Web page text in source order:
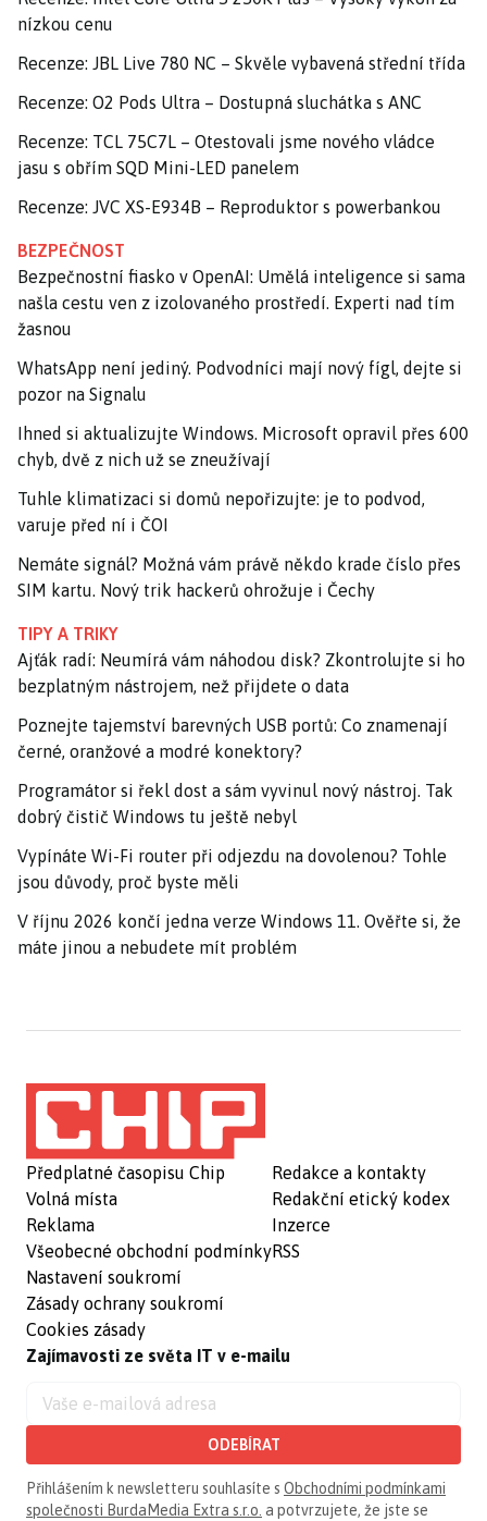
nízkou cenu
Recenze: JBL Live 780 NC – Skvěle vybavená střední třída
Recenze: O2 Pods Ultra – Dostupná sluchátka s ANC
Recenze: TCL 75C7L – Otestovali jsme nového vládce
jasu s obřím SQD Mini-LED panelem
Recenze: JVC XS-E934B – Reproduktor s powerbankou
BEZPEČNOST
Bezpečnostní fiasko v OpenAI: Umělá inteligence si sama
našla cestu ven z izolovaného prostředí. Experti nad tím
žasnou
WhatsApp není jediný. Podvodníci mají nový fígl, dejte si
pozor na Signalu
Ihned si aktualizujte Windows. Microsoft opravil přes 600
chyb, dvě z nich už se zneužívají
Tuhle klimatizaci si domů nepořizujte: je to podvod,
varuje před ní i ČOI
Nemáte signál? Možná vám právě někdo krade číslo přes
SIM kartu. Nový trik hackerů ohrožuje i Čechy
TIPY A TRIKY
Ajťák radí: Neumírá vám náhodou disk? Zkontrolujte si ho
bezplatným nástrojem, než přijdete o data
Poznejte tajemství barevných USB portů: Co znamenají
černé, oranžové a modré konektory?
Programátor si řekl dost a sám vyvinul nový nástroj. Tak
dobrý čistič Windows tu ještě nebyl
Vypínáte Wi-Fi router při odjezdu na dovolenou? Tohle
jsou důvody, proč byste měli
V říjnu 2026 končí jedna verze Windows 11. Ověřte si, že
máte jinou a nebudete mít problém
Předplatné časopisu Chip
Volná místa
Reklama
Všeobecné obchodní podmínky
Nastavení soukromí
Zásady ochrany soukromí
Cookies zásady
Redakce a kontakty
Redakční etický kodex
Inzerce
RSS
Zajímavosti ze světa IT v e-mailu
ODEBÍRAT
Přihlášením k newsletteru souhlasíte s Obchodními podmínkami
společnosti BurdaMedia Extra s.r.o. a potvrzujete, že jste se